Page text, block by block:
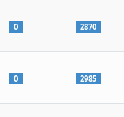
0 2870
0 2985